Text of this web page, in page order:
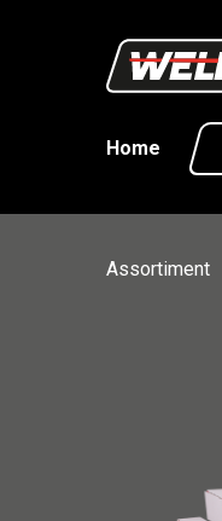
Home
Assortiment